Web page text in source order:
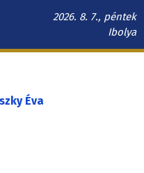
2026. 8. 7., péntek
Ibolya
Éva